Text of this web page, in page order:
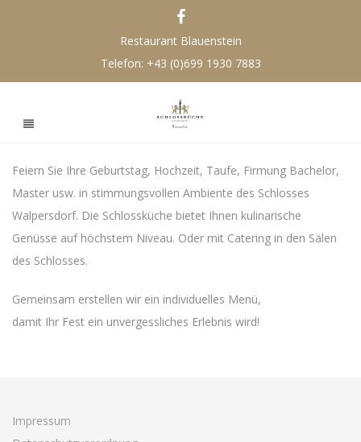
Restaurant Blauenstein
Telefon: +43 (0)699 1930 7883
Feiern Sie Ihre Geburtstag, Hochzeit, Taufe, Firmung Bachelor,
Master usw. in stimmungsvollen Ambiente des Schlosses
Walpersdorf. Die Schlossküche bietet Ihnen kulinarische
Genüsse auf höchstem Niveau. Oder mit Catering in den Sälen
des Schlosses.
Gemeinsam erstellen wir ein individuelles Menü,
damit Ihr Fest ein unvergessliches Erlebnis wird!
Impressum